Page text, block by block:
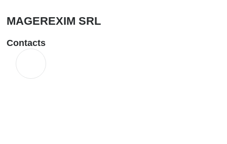
MAGEREXIM SRL
Contacts